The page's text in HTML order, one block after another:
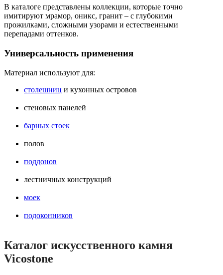
В каталоге представлены коллекции, которые точно
имитируют мрамор, оникс, гранит – с глубокими
прожилками, сложными узорами и естественными
перепадами оттенков.
Универсальность применения
Материал используют для:
столешниц и кухонных островов
стеновых панелей
барных стоек
полов
поддонов
лестничных конструкций
моек
подоконников
Каталог искусственного камня
Vicostone